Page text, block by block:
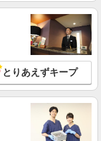
用OK
詳細を見る
丹波エリア SS大新屋
：142,000円（時給
手当） ※基本残業なし
：丹波市 通勤方法：徒
り駅：石生駅から車6分
とりあえずキープ